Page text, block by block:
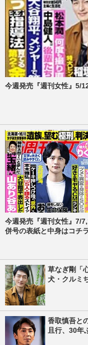
今週発売『週刊女性』5/
今週発売『週刊女性』7/
併号の表紙と中身はコチ
草なぎ剛「
犬・クルミ
香取慎吾と
且行、30年